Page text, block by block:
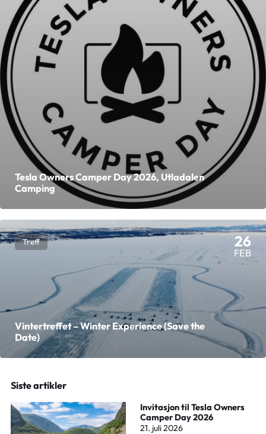
Tesla Owners Camper Day 2026, Utladalen
Camping
Treff 26
FEB
Vintertreffet – Winter Experience (Save the
Date)
Siste artikler
Invitasjon til Tesla Owners
Camper Day 2026
21. juli 2026